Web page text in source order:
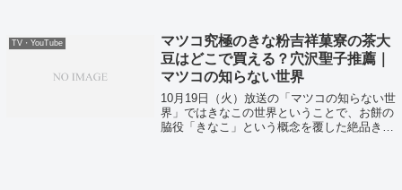
TV・YouTube
マツコ究極のきな粉吉祥菓寮の茶大
豆はどこで買える？穴沢聖子推薦｜
マツコの知らない世界
10月19日（火）放送の「マツコの知らない世
界」ではきなこの世界ということで、お餅の
脇役「きなこ」という概念を覆した絶品きな